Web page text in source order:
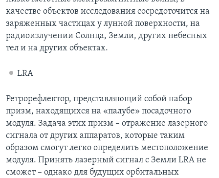
качестве объектов исследования сосредоточится на
заряженных частицах у лунной поверхности, на
радиоизлучении Солнца, Земли, других небесных
тел и на других объектах.
LRA
Ретрорефлектор, представляющий собой набор
призм, находящихся на «палубе» посадочного
модуля. Задача этих призм – отражение лазерного
сигнала от других аппаратов, которые таким
образом смогут легко определить местоположение
модуля. Принять лазерный сигнал с Земли LRA не
сможет – однако для будущих орбитальных